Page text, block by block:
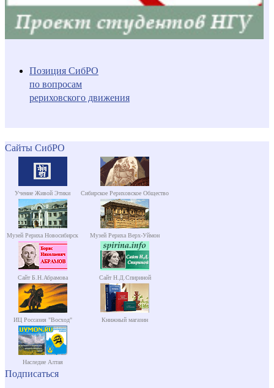
Позиция СибРО
по вопросам
рериховского движения
Сайты СибРО
Учение Живой Этики Сибирское Рериховское Общество
Музей Рериха Новосибирск Музей Рериха Верх-Уймон
Сайт Б.Н.Абрамова Сайт Н.Д.Спириной
ИЦ Россазия "Восход" Книжный магазин
Наследие Алтая
Подписаться